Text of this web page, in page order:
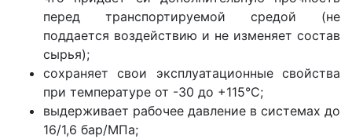
перед транспортируемой средой (не
поддается воздействию и не изменяет состав
сырья);
сохраняет свои эксплуатационные свойства
при температуре от -30 до +115°С;
выдерживает рабочее давление в системах до
16/1,6 бар/МПа;